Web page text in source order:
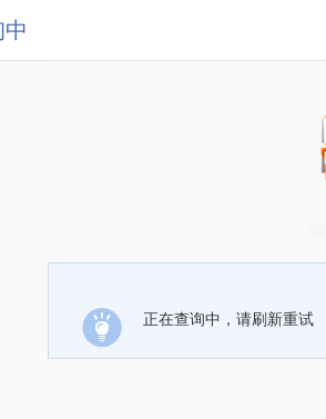
正在查询中，请刷新重试